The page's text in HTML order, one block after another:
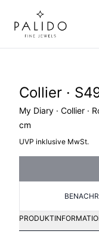
Collier ·
My Diary · Collier ·
cm
UVP inklusive MwSt.